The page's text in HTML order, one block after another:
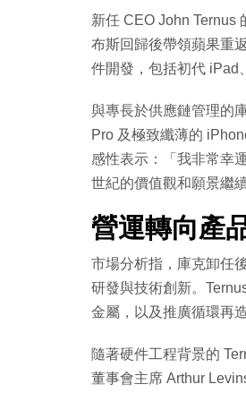
新任 CEO John Ternus
布斯回歸後帶領蘋果重
件開發，包括初代 iPad
與專長於供應鏈管理的
Pro 及極致纖薄的
感性表示：「我非常幸
世紀的價值觀和願景繼
營運轉向產
市場分析指，庫克卸任
研發與技術創新。
金屬，以及推廣循環再
隨著硬件工程背景的
董事會主席 Arthur